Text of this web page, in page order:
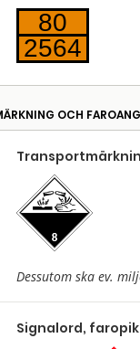
80
2564
OCH
Dessutom ska ev.
Signalord,